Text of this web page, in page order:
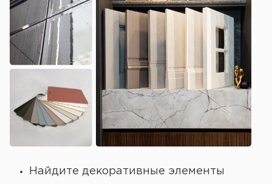
Найдите декоративные элементы